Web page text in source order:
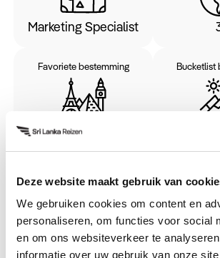
Deze website maakt gebruik van
We gebruiken cookies om content en
personaliseren, om functies voor social
en om ons websiteverkeer te
informatie over uw gebruik van onze
Marketing Specialist
Favoriete bestemming
Vietnam
Bucketlist
Italië